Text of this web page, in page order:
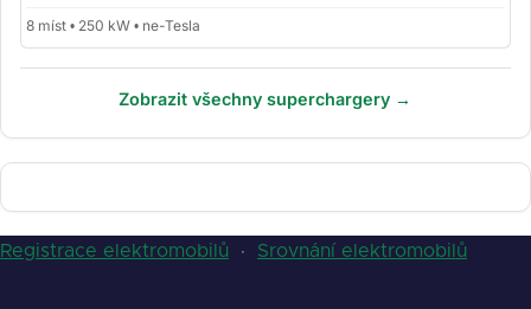
8 míst • 250 kW • ne-Tesla
Zobrazit všechny superchargery →
Registrace elektromobilů · Srovnání elektromobilů